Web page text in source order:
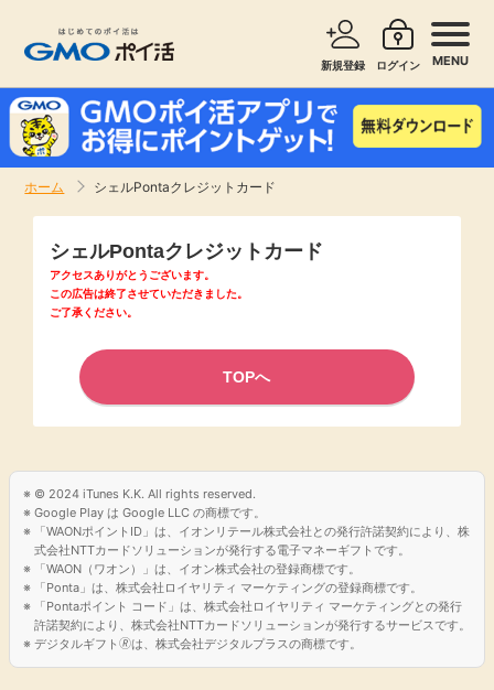
新規登録 ログイン MENU
ホーム シェルPontaクレジットカード
新着
即日還元
アンケート
ゲーム
買い物
サービスで探す ショッピングで探す
無料サービス
エンタメ
クレジットカード
暮らし
引っ越し
買取・査定
学び
シェルPontaクレジットカード
アクセスありがとうございます。
この広告は終了させていただきました。
ご了承ください。
TOPへ
© 2024 iTunes K.K. All rights reserved.
Google Play は Google LLC の商標です。
「WAONポイントID」は、イオンリテール株式会社との発行許諾契約により、株
式会社NTTカードソリューションが発行する電子マネーギフトです。
「WAON（ワオン）」は、イオン株式会社の登録商標です。
「Ponta」は、株式会社ロイヤリティ マーケティングの登録商標です。
「Pontaポイント コード」は、株式会社ロイヤリティ マーケティングとの発行
許諾契約により、株式会社NTTカードソリューションが発行するサービスです。
デジタルギフト🄬は、株式会社デジタルプラスの商標です。